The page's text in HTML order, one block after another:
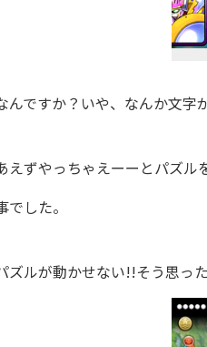
んですか？いや、なんか文字
えずやっちゃえーーとパズル
した。
ズルが動かせない!!そう思っ